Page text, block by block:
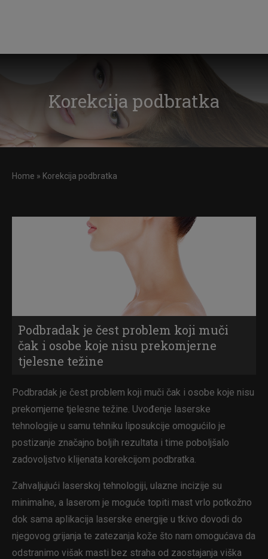
Korekcija podbratka
Home » Korekcija podbratka
Podbradak je čest problem koji muči
čak i osobe koje nisu prekomjerne
tjelesne težine
Podbradak je čest problem koji muči čak i osobe koje nisu
prekomjerne tjelesne težine. Uvođenje laserske
tehnologije u samu tehniku liposukcije omogućilo je
postizanje značajno boljih rezultata i time poboljšalo
zadovoljstvo klijenata korekcijom podbratka.
Zahvaljujući laserskoj tehnologiji, ulazne incizije su
minimalne, a laserom je moguće topiti mast vrlo potkožno
dok sama aplikacija laserske energije u tkivo dovodi do
njegovog grijanja te zatezanja kože što nam omogućava da
odstranimo višak masti bez straha od zaostajanja viška